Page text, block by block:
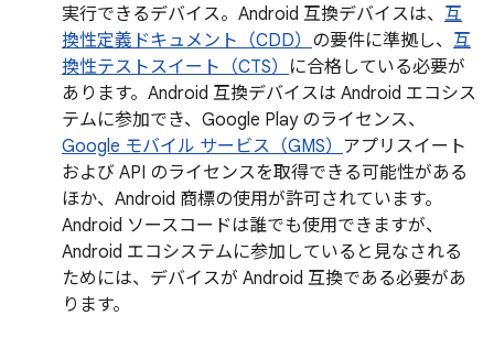
実行できるデバイス。Android 互換デバイスは、 互
換性定義ドキュメント（CDD） の要件に準拠し、 互
換性テストスイート（CTS） に合格している必要が
あります。Android 互換デバイスは Android エコシス
テムに参加でき、Google Play のライセンス、
Google モバイル サービス（GMS） アプリスイート
および API のライセンスを取得できる可能性がある
ほか、Android 商標の使用が許可されています。
Android ソースコードは誰でも使用できますが、
Android エコシステムに参加していると見なされる
ためには、デバイスが Android 互換である必要があ
ります。